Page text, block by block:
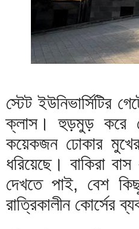
স্টেট ইউনিভার্সিটির
ক্লাস। হুড়মুড় করে
কয়েকজন ঢোকার মুখের
ধরিয়েছে। বাকিরা
দেখতে পাই, বেশ
রাত্রিকালীন কোর্সের